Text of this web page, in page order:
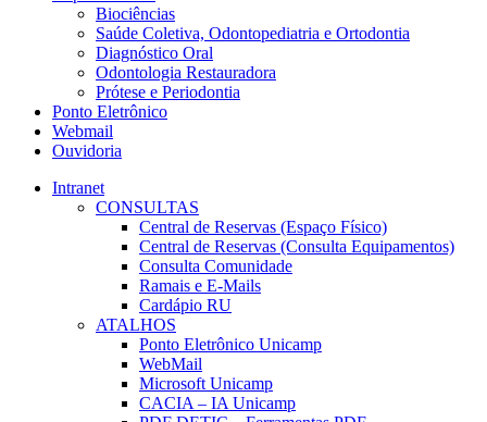
Biociências
Saúde Coletiva, Odontopediatria e Ortodontia
Diagnóstico Oral
Odontologia Restauradora
Prótese e Periodontia
Ponto Eletrônico
Webmail
Ouvidoria
Intranet
CONSULTAS
Central de Reservas (Espaço Físico)
Central de Reservas (Consulta Equipamentos)
Consulta Comunidade
Ramais e E-Mails
Cardápio RU
ATALHOS
Ponto Eletrônico Unicamp
WebMail
Microsoft Unicamp
CACIA – IA Unicamp